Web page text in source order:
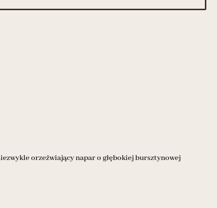
orzeźwiający napar o głębokiej bursztynowej